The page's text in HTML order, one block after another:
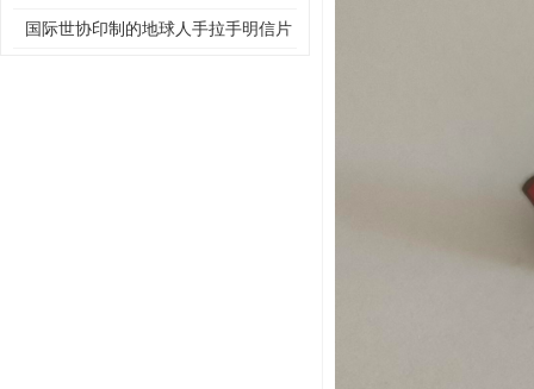
信封
国际世协印制的地球人手拉手明信片